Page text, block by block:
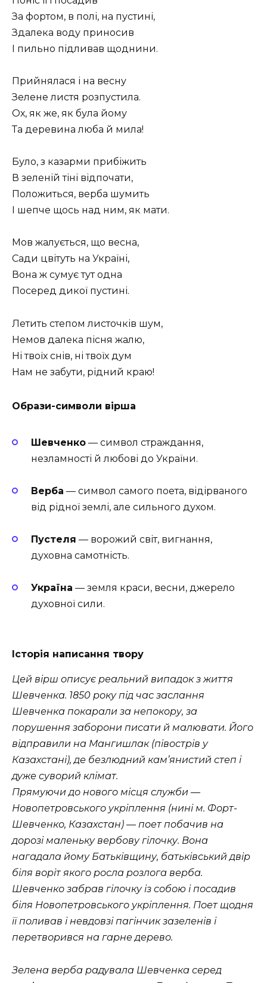
За фортом, в полі, на пустині,
Здалека воду приносив
І пильно підливав щоднини.
Прийнялася і на весну
Зелене листя розпустила.
Ох, як же, як була йому
Та деревина люба й мила!
Було, з казарми прибіжить
В зеленій тіні відпочати,
Положиться, верба шумить
І шепче щось над ним, як мати.
Мов жалується, що весна,
Сади цвітуть на Україні,
Вона ж сумує тут одна
Посеред дикої пустині.
Летить степом листочків шум,
Немов далека пісня жалю,
Ні твоїх снів, ні твоїх дум
Нам не забути, рідний краю!
Образи-символи вірша
Шевченко — символ страждання,
незламності й любові до України.
Верба — символ самого поета, відірваного
від рідної землі, але сильного духом.
Пустеля — ворожий світ, вигнання,
духовна самотність.
Україна — земля краси, весни, джерело
духовної сили.
Історія написання твору
Цей вірш описує реальний випадок з життя
Шевченка. 1850 року під час заслання
Шевченка покарали за непокору, за
порушення заборони писати й малювати. Його
відправили на Мангишлак (півострів у
Казахстані), де безлюдний кам’янистий степ і
дуже суворий клімат.
Прямуючи до нового місця служби —
Новопетровського укріплення (нині м. Форт-
Шевченко, Казахстан) — поет побачив на
дорозі маленьку вербову гілочку. Вона
нагадала йому Батьківщину, батьківський двір
біля воріт якого росла розлога верба.
Шевченко забрав гілочку із собою і посадив
біля Новопетровського укріплення. Поет щодня
її поливав і невдовзі пагінчик зазеленів і
перетворився на гарне дерево.
Зелена верба радувала Шевченка серед